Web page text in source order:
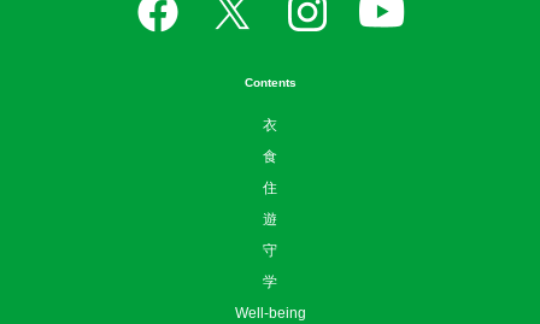
Contents
衣
食
住
遊
守
学
Well-being